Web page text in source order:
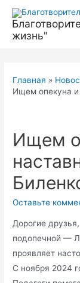
Перейти
содержимому
жизнь"
Главная
Ищем опекуна и
Ищем
Оставьте
Дорогие
подопечной —
проявляет
С ноября 2024